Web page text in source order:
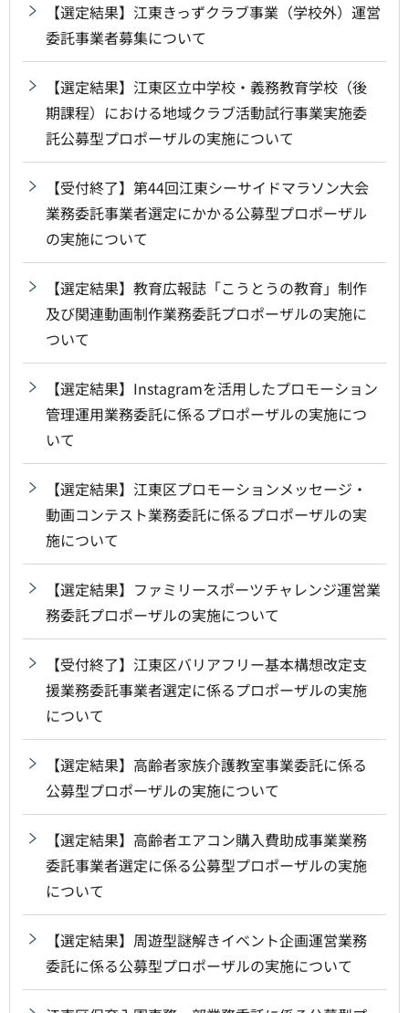
【選定結果】江東きっずクラブ事業（学校外）運営
委託事業者募集について
【選定結果】江東区立中学校・義務教育学校（後
期課程）における地域クラブ活動試行事業実施委
託公募型プロポーザルの実施について
【受付終了】第44回江東シーサイドマラソン大会
業務委託事業者選定にかかる公募型プロポーザル
の実施について
【選定結果】教育広報誌「こうとうの教育」制作
及び関連動画制作業務委託プロポーザルの実施に
ついて
【選定結果】Instagramを活用したプロモーション
管理運用業務委託に係るプロポーザルの実施につ
いて
【選定結果】江東区プロモーションメッセージ・
動画コンテスト業務委託に係るプロポーザルの実
施について
【選定結果】ファミリースポーツチャレンジ運営業
務委託プロポーザルの実施について
【受付終了】江東区バリアフリー基本構想改定支
援業務委託事業者選定に係るプロポーザルの実施
について
【選定結果】高齢者家族介護教室事業委託に係る
公募型プロポーザルの実施について
【選定結果】高齢者エアコン購入費助成事業業務
委託事業者選定に係る公募型プロポーザルの実施
について
【選定結果】周遊型謎解きイベント企画運営業務
委託に係る公募型プロポーザルの実施について